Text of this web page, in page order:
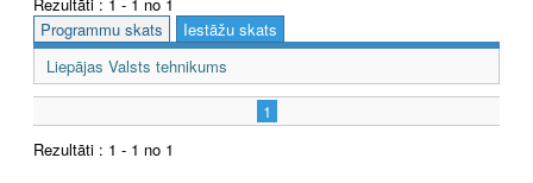
Programmu skats
Iestāžu skats
Liepājas Valsts tehnikums
1
Rezultāti : 1 - 1 no 1